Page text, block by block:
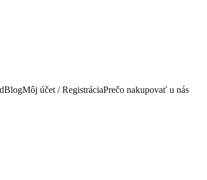
BlogMôj účet / RegistráciaPrečo nakupovať u nás